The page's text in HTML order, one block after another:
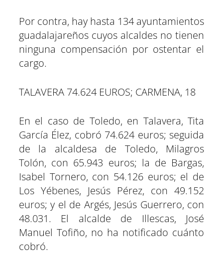
Por contra, hay hasta 134 ayuntamientos
guadalajareños cuyos alcaldes no tienen
ninguna compensación por ostentar el
cargo.
TALAVERA 74.624 EUROS; CARMENA, 18
En el caso de Toledo, en Talavera, Tita
García Élez, cobró 74.624 euros; seguida
de la alcaldesa de Toledo, Milagros
Tolón, con 65.943 euros; la de Bargas,
Isabel Tornero, con 54.126 euros; el de
Los Yébenes, Jesús Pérez, con 49.152
euros; y el de Argés, Jesús Guerrero, con
48.031. El alcalde de Illescas, José
Manuel Tofiño, no ha notificado cuánto
cobró.